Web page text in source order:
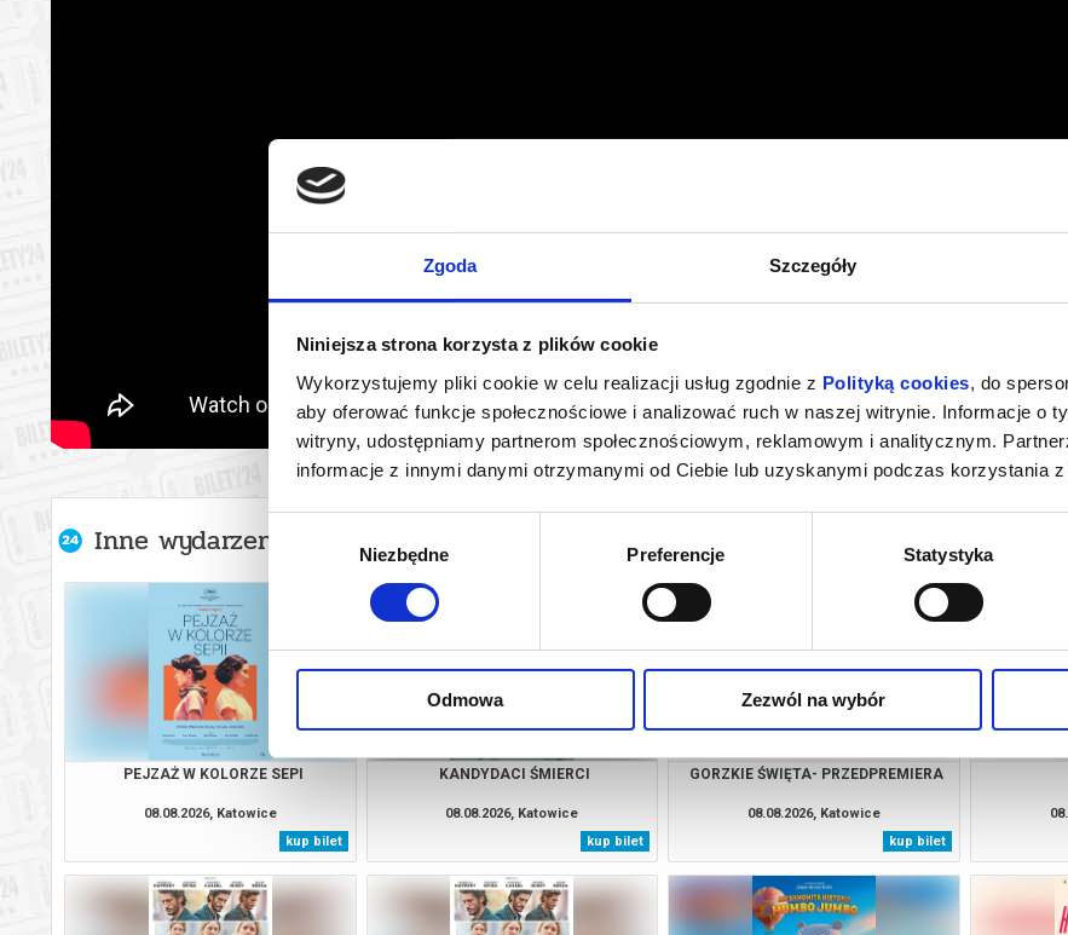
Zgoda Szczegóły
Niniejsza strona korzysta z plików cookie
Wykorzystujemy pliki cookie w celu realizacji usług zgodnie z Polityką cookies, do
aby oferować funkcje społecznościowe i analizować ruch w naszej witrynie. Informacje o
witryny, udostępniamy partnerom społecznościowym, reklamowym i analitycznym.
informacje z innymi danymi otrzymanymi od Ciebie lub uzyskanymi podczas korzystania z
Niezbędne Preferencje Statystyka
Odmowa Zezwól na wybór
Inne wydarzenia organizatora
PEJZAŻ W KOLORZE SEPI
08.08.2026, Katowice
kup bilet
KANDYDACI ŚMIERCI
08.08.2026, Katowice
kup bilet
GORZKIE ŚWIĘTA- PRZEDPREMIERA
08.08.2026, Katowice
kup bilet